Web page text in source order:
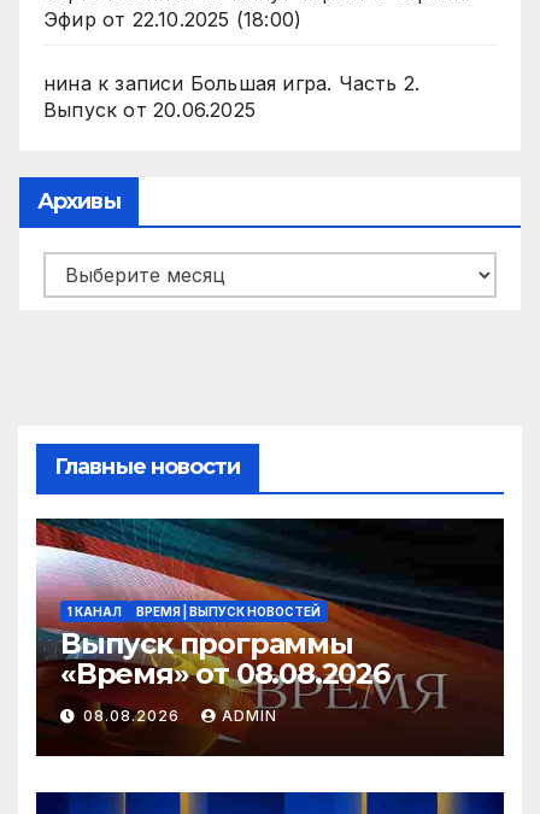
Эфир от 22.10.2025 (18:00)
нинак записи Большая игра. Часть 2.
Выпуск от 20.06.2025
Архивы
Архивы
Главные новости
1 КАНАЛ ВРЕМЯ | ВЫПУСК НОВОСТЕЙ
Выпуск программы
«Время» от 08.08.2026
08.08.2026 ADMIN